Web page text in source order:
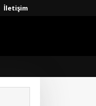
İletişim